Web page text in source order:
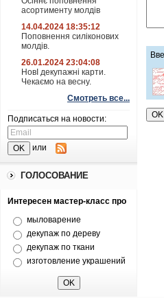
асортименту молдів
14.04.2024 18:35:12
Поповнення силіконових
молдів.
26.01.2024 23:04:08
НовІ декупажні карти.
Чекаємо на весну.
Смотреть все...
Подписаться на новости:
или
ГОЛОСОВАНИЕ
Интересен мастер-класс про
мыловарение
декупаж по дереву
декупаж по ткани
изготовление украшений